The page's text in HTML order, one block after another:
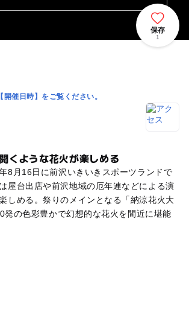
催日時】をご覧ください。
保存
1
くような花火が楽しめる
8月16日に前沢いきいきスポーツランドで
屋台出店や前沢地域の厄年連などによる演
しめる。祭りのメインとなる「納涼花火大
発の色彩豊かで幻想的な花火を間近に堪能